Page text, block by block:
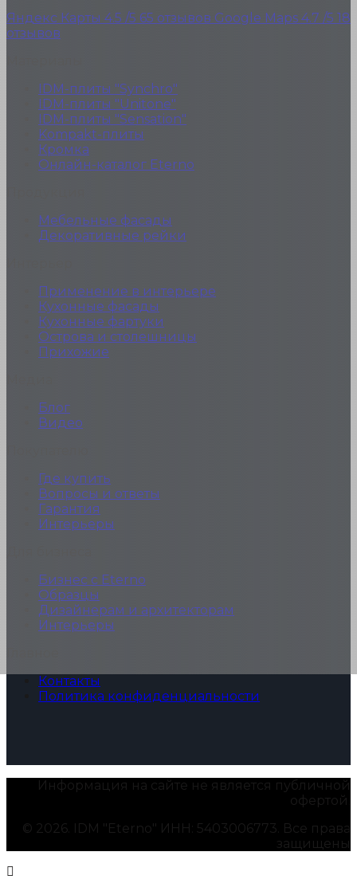
Яндекс Карты 4.5 /5 65 отзывов Google Maps 4.7 /5 18
отзывов
IDM-плиты "Synchro"
IDM-плиты "Unitone"
IDM-плиты "Sensation"
Kompakt-плиты
Кромка
Онлайн-каталог Eterno
Мебельные фасады
Декоративные рейки
Применение в интерьере
Кухонные фасады
Кухонные фартуки
Острова и столешницы
Прихожие
Блог
Видео
Где купить
Вопросы и ответы
Гарантия
Интерьеры
Бизнес с Eterno
Образцы
Дизайнерам и архитекторам
Интерьеры
Контакты
Политика конфиденциальности
Информация на сайте не является публичной
офертой.
© 2026. IDM "Eterno" ИНН: 5403006773. Все права
защищены